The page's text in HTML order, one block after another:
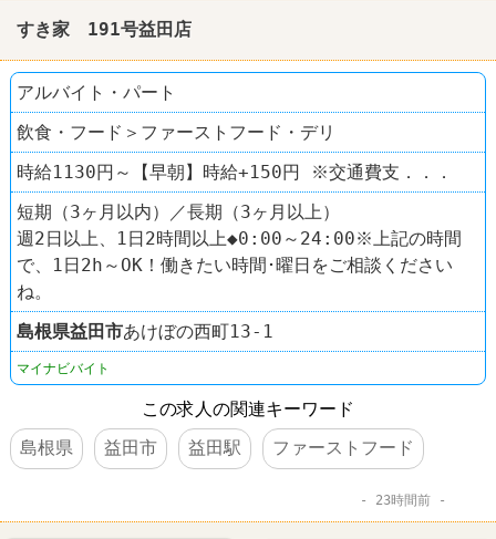
すき家 191号益田店
アルバイト・パート
飲食・フード＞ファーストフード・デリ
時給1130円～【早朝】時給+150円 ※交通費支．．．
短期（3ヶ月以内）／長期（3ヶ月以上）
週2日以上、1日2時間以上◆0:00～24:00※上記の時間
で、1日2h～OK！働きたい時間･曜日をご相談ください
ね。
島根県益田市あけぼの西町13-1
マイナビバイト
この求人の関連キーワード
島根県
益田市 益田駅 ファーストフード
23時間前